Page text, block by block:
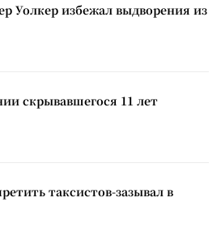
Уолкер избежал выдворения из
скрывавшегося 11 лет
таксистов-зазывал в